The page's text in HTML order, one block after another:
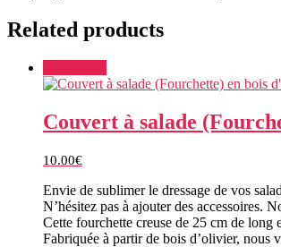
Related products
Couvert à salade
10.00€
Envie de sublimer le dressage de vos
N’hésitez pas à ajouter des accessoires.
Cette fourchette creuse de 25 cm de long
Fabriquée à partir de bois d’olivier, nous